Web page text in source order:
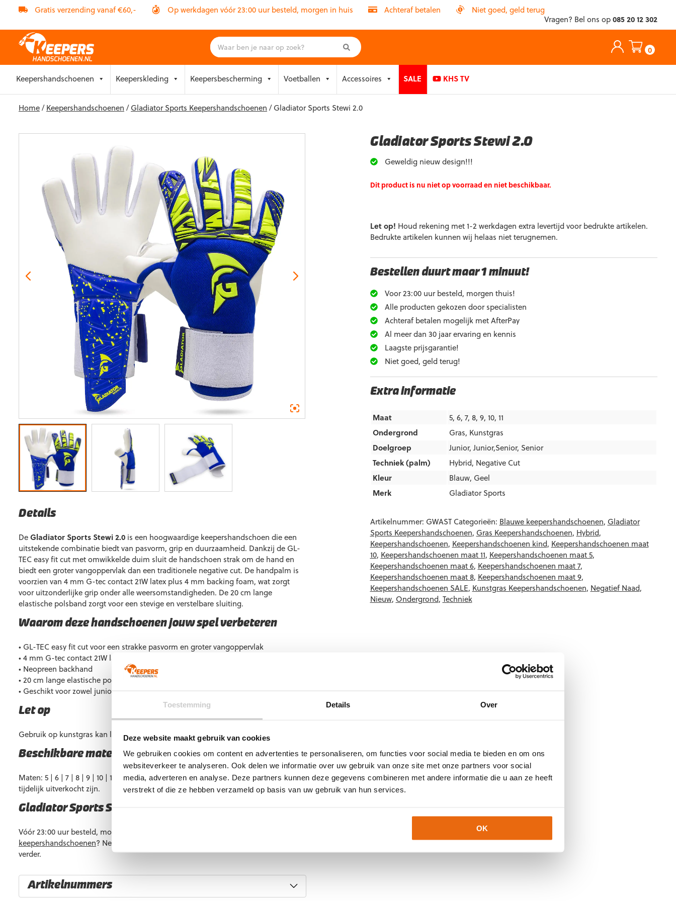
Toestemming Details Over
Deze website maakt gebruik van cookies
We gebruiken cookies om content en advertenties te personaliseren, om functies voor social media te bieden en om ons
websiteverkeer te analyseren. Ook delen we informatie over uw gebruik van onze site met onze partners voor social
media, adverteren en analyse. Deze partners kunnen deze gegevens combineren met andere informatie die u aan ze heeft
verstrekt of die ze hebben verzameld op basis van uw gebruik van hun services.
OK
Gratis verzending vanaf €60,- Op werkdagen vóór 23:00 uur besteld, morgen in huis Achteraf betalen
Niet goed, geld terug
Vragen? Bel ons op085 20 12 302
0
toKeepershandschoenen Keeperskleding Keepersbescherming Voetballen Accessoires SALE KHS TV
Home/Keepershandschoenen /Gladiator Sports Keepershandschoenen / Gladiator Sports Stewi 2.0
Details
DeGladiator Sports Stewi 2.0 is een hoogwaardige keepershandschoen die een
uitstekende combinatie biedt van pasvorm, grip en duurzaamheid. Dankzij de GL-
TEC easy fit cut met omwikkelde duim sluit de handschoen strak om de hand en
biedt een groter vangoppervlak dan een traditionele negative cut. De handpalm is
voorzien van 4 mm G-tec contact 21W latex plus 4 mm backing foam, wat zorgt
voor uitzonderlijke grip onder alle weersomstandigheden. De 20 cm lange
elastische polsband zorgt voor een stevige en verstelbare sluiting.
Waarom deze handschoenen jouw spel verbeteren
• GL-TEC easy fit cut voor een strakke pasvorm en groter vangoppervlak
• 4 mm G-tec contact 21W latex voor uitstekende grip en schokabsorptie
• Neopreen backhand
• 20 cm lange elastische polsband
• Geschikt voor zowel junior als senior keepers
Let op
Gebruik op kunstgras kan leiden tot een kortere levensduur.
Beschikbare maten
Maten: 5 | 6 | 7 | 8 | 9 | 10 | 11. Vrijwel altijd op voorraad, maar soms kan een maat
tijdelijk uitverkocht zijn.
Gladiator Sports Stewi 2.0 kopen?
Vóór 23:00 uur besteld, morgen al in huis. Heb je vragen over onze
keepershandschoenen? Neem gerust
verder.
Artikelnummers
Gladiator Sports Stewi 2.0
Geweldig nieuw design!!!
Dit product is nu niet op voorraad en niet beschikbaar.
Let op! Houd rekening met 1-2 werkdagen extra levertijd voor bedrukte artikelen.
Bedrukte artikelen kunnen wij helaas niet terugnemen.
Artikelnummer: GWAST Categorieën: Blauwe keepershandschoenen, Gladiator
Sports Keepershandschoenen, Gras Keepershandschoenen, Hybrid,
Keepershandschoenen, Keepershandschoenen kind, Keepershandschoenen maat
10, Keepershandschoenen maat 11, Keepershandschoenen maat 5,
Keepershandschoenen maat 6, Keepershandschoenen maat 7,
Keepershandschoenen maat 8, Keepershandschoenen maat 9,
Keepershandschoenen SALE, Kunstgras Keepershandschoenen, Negatief Naad,
Nieuw, Ondergrond, Techniek
Bestellen duurt maar 1 minuut!
Voor 23:00 uur besteld, morgen thuis!
Alle producten gekozen door specialisten
Achteraf betalen mogelijk met AfterPay
Al meer dan 30 jaar ervaring en kennis
Laagste prijsgarantie!
Niet goed, geld terug!
Extra informatie
Maat
5, 6, 7, 8, 9, 10, 11
Ondergrond
Gras, Kunstgras
Doelgroep
Junior, Junior,Senior, Senior
Techniek (palm)
Hybrid, Negative Cut
Kleur
Blauw, Geel
Merk
Gladiator Sports